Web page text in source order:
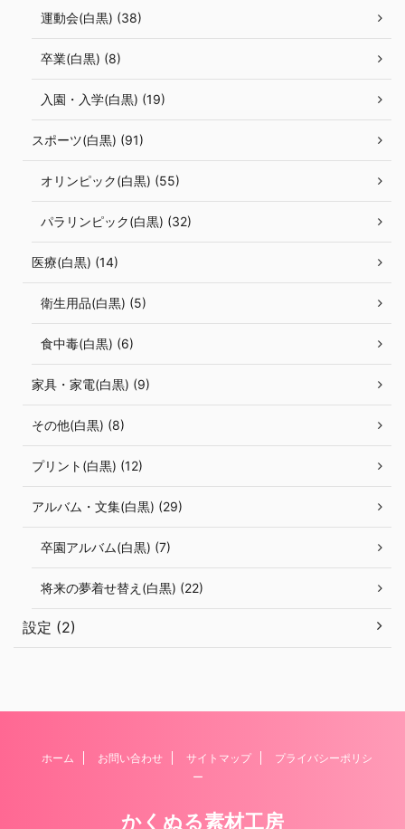
運動会(白黒) (38)
卒業(白黒) (8)
入園・入学(白黒) (19)
スポーツ(白黒) (91)
オリンピック(白黒) (55)
パラリンピック(白黒) (32)
医療(白黒) (14)
衛生用品(白黒) (5)
食中毒(白黒) (6)
家具・家電(白黒) (9)
その他(白黒) (8)
プリント(白黒) (12)
アルバム・文集(白黒) (29)
卒園アルバム(白黒) (7)
将来の夢着せ替え(白黒) (22)
設定 (2)
ホーム お問い合わせ サイトマップ
プライバシーポリシ
ー
かくぬる素材工房